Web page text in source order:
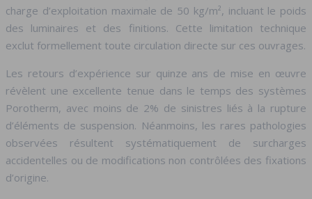
charge d’exploitation maximale de 50 kg/m², incluant le poids
des luminaires et des finitions. Cette limitation technique
exclut formellement toute circulation directe sur ces ouvrages.
Les retours d’expérience sur quinze ans de mise en œuvre
révèlent une excellente tenue dans le temps des systèmes
Porotherm, avec moins de 2% de sinistres liés à la rupture
d’éléments de suspension. Néanmoins, les rares pathologies
observées résultent systématiquement de surcharges
accidentelles ou de modifications non contrôlées des fixations
d’origine.